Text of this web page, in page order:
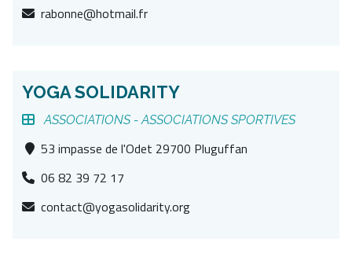
rabonne@hotmail.fr
YOGA SOLIDARITY
ASSOCIATIONS - ASSOCIATIONS SPORTIVES
53 impasse de l'Odet 29700 Pluguffan
06 82 39 72 17
contact@yogasolidarity.org